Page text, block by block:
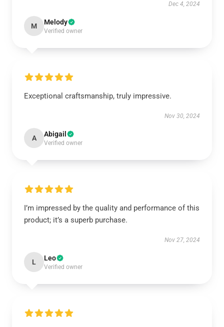
Dec 4, 2024
M Melody
Verified owner
Exceptional craftsmanship, truly impressive.
Nov 30, 2024
A Abigail
Verified owner
I’m impressed by the quality and performance of this
product; it’s a superb purchase.
Nov 27, 2024
L Leo
Verified owner